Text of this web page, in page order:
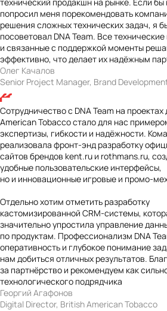
попросил меня порекомендовать
решения сложных технических задач, я
посоветовал DNA Team. Все
и связанные с поддержкой моменты
эффективно, что делает их надёжным
Олег Качалов
Senior Project Manager, Brand
Сотрудничество с DNA Team на
American Tobacco стало для нас
экспертизы, гибкости и надёжности.
реализовала фронт-энд разработку
сайтов брендов kent.ru и rothmans.ru,
удобные пользовательские интерфейсы,
но и инновационные игровые и промо-
Отдельно хотим отметить разработку
кастомизированной CRM-системы,
значительно упростила управление
по продуктам. Профессионализм DNA
оперативность и глубокое понимание
нам добиться отличных результатов.
за партнёрство и рекомендуем как
технологического подрядчика
Георгий Агафонов
Digital Director, British American Tobacco